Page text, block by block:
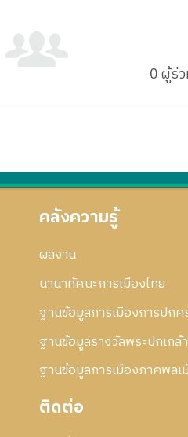
0 ผู้ร่
คลังความรู้
ผลงาน
นานาทัศนะการเมืองไทย
ฐานข้อมูลการเมืองการปกค
ฐานข้อมูลรางวัลพระปกเกล้า
ฐานข้อมูลการเมืองภาคพลเ
ติดต่อ